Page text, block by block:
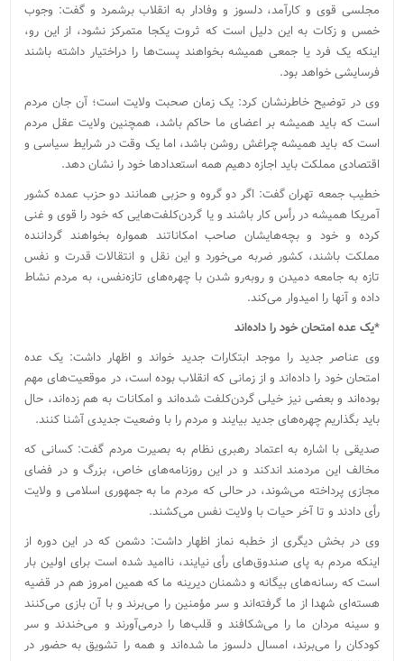
مجلسی قوی و کارآمد، دلسوز و وفادار به انقلاب برشمرد و گفت: وجوب
خمس و زکات به این دلیل است که ثروت یکجا متمرکز نشود، از این رو،
اینکه یک فرد یا جمعی همیشه بخواهند پست‌ها را دراختیار داشته باشند
فرسایشی خواهد بود.
وی در توضیح خاطرنشان کرد: یک زمان صحبت ولایت است؛ آن جان مردم
است که باید همیشه بر اعضای ما حاکم باشد، همچنین ولایت عقل مردم
است که باید همیشه چراغش روشن باشد، اما یک وقت در شرایط سیاسی و
اقتصادی مملکت باید اجازه دهیم همه استعدادها خود را نشان دهد.
خطیب جمعه تهران گفت: اگر دو گروه و حزبی همانند دو حزب عمده کشور
آمریکا همیشه در رأس کار باشند و یا گردن‌کلفت‌هایی که خود را قوی و غنی
کرده و خود و بچه‌هایشان صاحب امکاناتند همواره بخواهند گرداننده
مملکت باشند، کشور ضربه می‌خورد و این نقل و انتقالات قدرت و نفس
تازه به جامعه دمیدن و روبه‌رو شدن با چهره‌های تازه‌نفس، به مردم نشاط
داده و آنها را امیدوار می‌کند.
*یک عده امتحان خود را داده‌اند
وی عناصر جدید را موجد ابتکارات جدید خواند و اظهار داشت: یک عده
امتحان خود را داده‌اند و از زمانی که انقلاب بوده است، در موقعیت‌های مهم
بوده‌‌اند و بعضی نیز خیلی گردن‌کلفت شده‌اند و امکانات به هم زده‌اند، حال
باید بگذاریم چهره‌های جدید بیایند و مردم را با وضعیت جدیدی آشنا کنند.
صدیقی با اشاره به اعتماد رهبری نظام به بصیرت مردم گفت: کسانی که
مخالف این مردمند اندکند و در این روزنامه‌های خاص، بزرگ و در فضای
مجازی پرداخته می‌شوند، در حالی که مردم ما به جمهوری اسلامی و ولایت
رأی دادند و تا آخر حیات با ولایت نفس می‌کشند.
وی در بخش دیگری از خطبه نماز اظهار داشت: دشمن که در این دوره از
اینکه مردم به پای صندوق‌های رأی نیایند، ناامید شده است برای اولین بار
است که رسانه‌های بیگانه و دشمنان دیرینه ما که همین امروز هم در قضیه
هسته‌ای شهدا از ما گرفته‌اند و سر مؤمنین را می‌برند و با آن بازی می‌کنند
و سینه مردان ما را می‌شکافند و قلب‌ها را درمی‌آورند و می‌خندند و سر
کودکان را می‌برند، امسال دلسوز ما شده‌اند و همه را تشویق به حضور در